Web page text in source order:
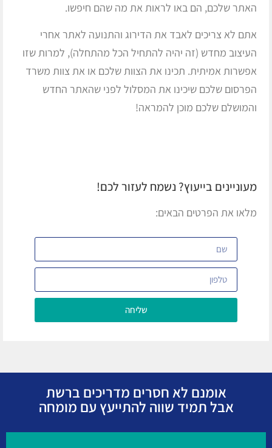
האתר שלכם, הם באו לראות את מה שהם חיפשו.
אתם לא צריכים לאבד את הדירוג והתנועה לאתר אחרי
העיצוב מחדש (זה יהיה להתחיל הכל מהתחלה), למרות שזו
אפשרות אמיתית. תכינו את הצוות שלכם או את צוות משרד
הפרסום שלכם שיכינו את המסלול לפני שהאתר החדש
והמושלם שלכם מוכן להמראה!
מעוניינים בייעוץ? נשמח לעזור לכם!
מלאו את הפרטים הבאים:
שליחה
אומנם לא חסרים מדריכים ברשת
אבל תמיד שווה להתייעץ עם מומחה